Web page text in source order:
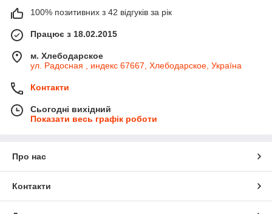
100% позитивних з 42 відгуків за рік
Працює з 18.02.2015
м. Хлебодарское
ул. Радосная , индекс 67667, Хлебодарское, Україна
Контакти
Сьогодні вихідний
Показати весь графік роботи
Про нас
Контакти